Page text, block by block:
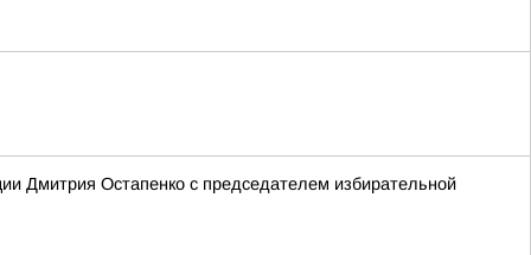
Дмитрия Остапенко с председателем избирательной